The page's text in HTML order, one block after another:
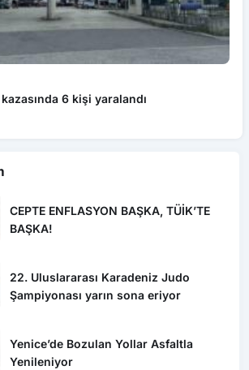
kazasında 6 kişi yaralandı
CEPTE ENFLASYON BAŞKA, TÜİK’TE
BAŞKA!
22. Uluslararası Karadeniz Judo
Şampiyonası yarın sona eriyor
Yenice’de Bozulan Yollar Asfaltla
Yenileniyor